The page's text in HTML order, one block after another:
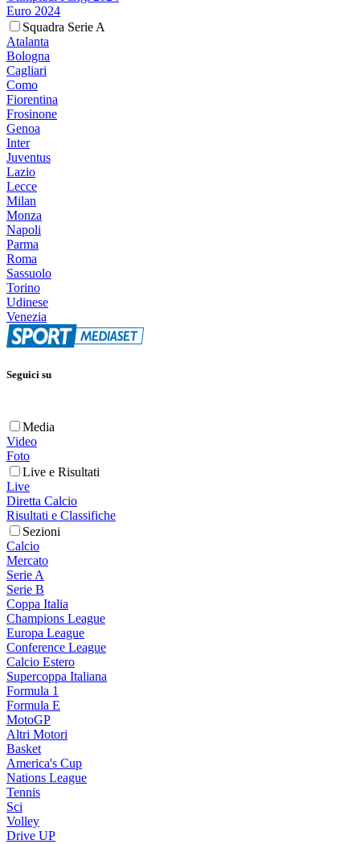
Euro 2024
Squadra Serie A
Atalanta
Bologna
Cagliari
Como
Fiorentina
Frosinone
Genoa
Inter
Juventus
Lazio
Lecce
Milan
Monza
Napoli
Parma
Roma
Sassuolo
Torino
Udinese
Venezia
Seguici su
Media
Video
Foto
Live e Risultati
Live
Diretta Calcio
Risultati e Classifiche
Sezioni
Calcio
Mercato
Serie A
Serie B
Coppa Italia
Champions League
Europa League
Conference League
Calcio Estero
Supercoppa Italiana
Formula 1
Formula E
MotoGP
Altri Motori
Basket
America's Cup
Nations League
Tennis
Sci
Volley
Drive UP